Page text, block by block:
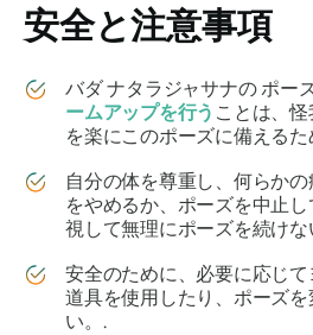
安全と注意事項
バダ ナタラジャサナのポー
ームアップを行う ことは、
を楽にこのポーズに備えるた
自分の体を尊重し、何らか
をやめるか、ポーズを中止
視して無理にポーズを続け
安全のために、必要に応じ
道具を使用したり、ポーズ
い。.